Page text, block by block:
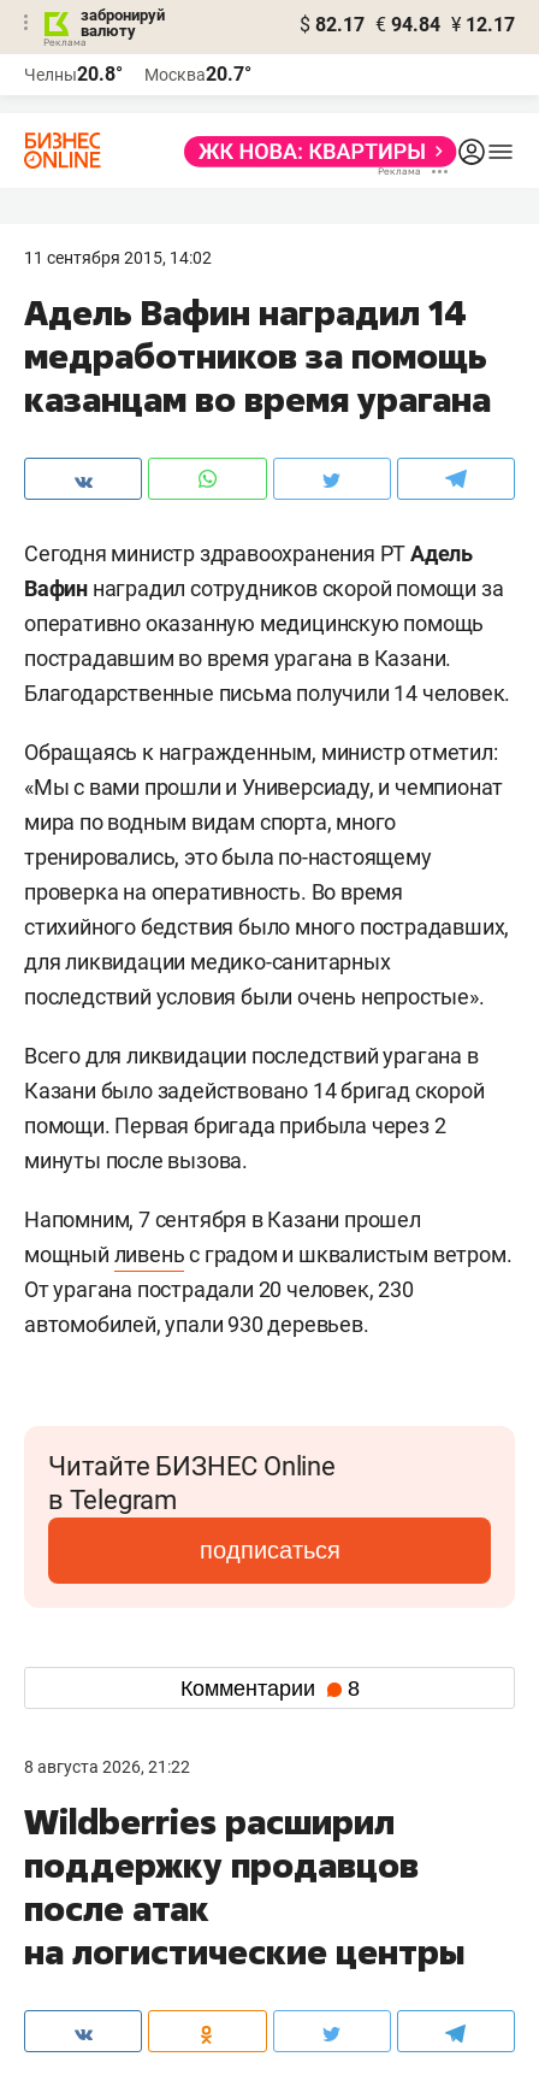
забронируй
валюту
$ 82.17 € 94.84 ¥ 12.17
Челны20.8° Москва20.7°
11 сентября 2015, 14:02
Адель Вафин наградил 14
медработников за помощь
казанцам во время урагана
Сегодня министр здравоохранения РТАдель
Вафин наградил сотрудников скорой помощи за
оперативно оказанную медицинскую помощь
пострадавшим во время урагана в Казани.
Благодарственные письма получили 14 человек.
Обращаясь к награжденным, министр отметил:
«Мы с вами прошли и Универсиаду, и чемпионат
мира по водным видам спорта, много
тренировались, это была по-настоящему
проверка на оперативность. Во время
стихийного бедствия было много пострадавших,
для ликвидации медико-санитарных
последствий условия были очень непростые».
Всего для ликвидации последствий урагана в
Казани было задействовано 14 бригад скорой
помощи. Первая бригада прибыла через 2
минуты после вызова.
Напомним, 7 сентября в Казани прошел
мощный ливеньс градом и шквалистым ветром.
От урагана пострадали 20 человек, 230
автомобилей, упали 930 деревьев.
Читайте БИЗНЕС Online
в Telegram
подписаться
Комментарии 8
8 августа 2026, 21:22
Wildberries расширил
поддержку продавцов
после атак
на логистические центры